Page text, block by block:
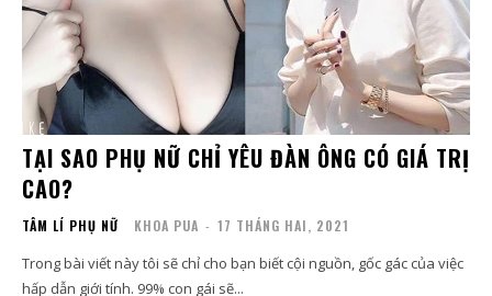
TẠI SAO PHỤ NỮ CHỈ YÊU ĐÀN ÔNG CÓ GIÁ TRỊ
CAO?
TÂM LÍ PHỤ NỮ KHOA PUA - 17 THÁNG HAI, 2021
Trong bài viết này tôi sẽ chỉ cho bạn biết cội nguồn, gốc gác của việc
hấp dẫn giới tính. 99% con gái sẽ...